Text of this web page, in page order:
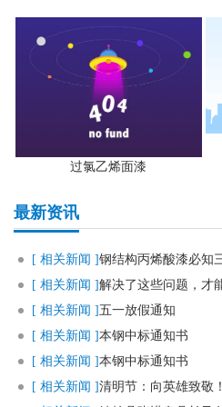
过氯乙烯面漆
最新资讯
[ 相关新闻 ]
[ 相关新闻 ]
[ 相关新闻 ]五一放假通知
[ 相关新闻 ]本钢中标通知书
[ 相关新闻 ]本钢中标通知书
[ 相关新闻 ]清明节：向英雄致敬！